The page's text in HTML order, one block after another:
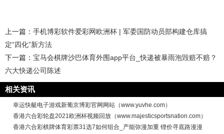
上一篇： 手机博彩软件爱彩网欧洲杯 | 军委国防动员部构建仓库搞
定“四化”新方法
下一篇： 宝马会棋牌沙巴体育外围app平台_快递被暴雨泡毁赔不赔？
六大快递公司陈述
相关资讯
幸运快艇电子游戏新葡京博彩官网网站（www.yuvhe.com）
香港六合彩轮盘2021欧洲杯视频回放（www.majesticsportsnation.com）
香港六合彩棋牌体育彩票31选7如何组合_产能弥漫加重 锂价寻底路漫漫